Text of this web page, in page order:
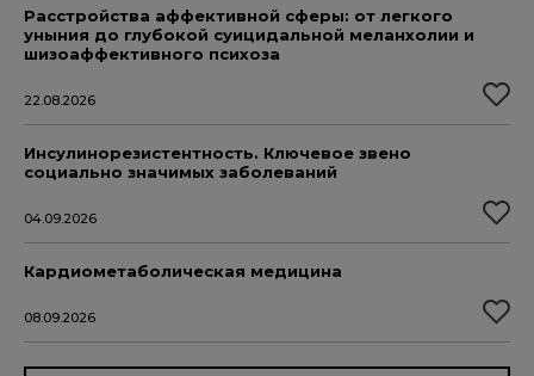
Расстройства аффективной сферы: от легкого
уныния до глубокой суицидальной меланхолии и
шизоаффективного психоза
22.08.2026
Инсулинорезистентность. Ключевое звено
социально значимых заболеваний
04.09.2026
Кардиометаболическая медицина
08.09.2026